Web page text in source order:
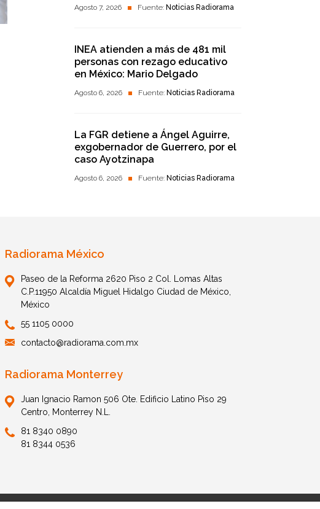
Agosto 7, 2026 Fuente: Noticias Radiorama
INEA atienden a más de 481 mil
personas con rezago educativo
en México: Mario Delgado
Agosto 6, 2026 Fuente: Noticias Radiorama
La FGR detiene a Ángel Aguirre,
exgobernador de Guerrero, por el
caso Ayotzinapa
Agosto 6, 2026 Fuente: Noticias Radiorama
Radiorama México
Paseo de la Reforma 2620 Piso 2 Col. Lomas Altas
C.P.11950 Alcaldía Miguel Hidalgo Ciudad de México,
México
55 1105 0000
contacto@radiorama.com.mx
Radiorama Monterrey
Juan Ignacio Ramon 506 Ote. Edificio Latino Piso 29
Centro, Monterrey N.L.
81 8340 0890
81 8344 0536